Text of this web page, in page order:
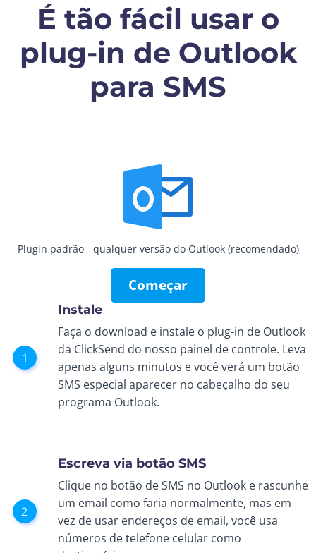
É tão fácil usar o
plug-in de Outlook
para SMS
Plugin padrão - qualquer versão do Outlook (recomendado)
Começar
Instale
Faça o download e instale o plug-in de Outlook
da ClickSend do nosso painel de controle. Leva
apenas alguns minutos e você verá um botão
SMS especial aparecer no cabeçalho do seu
programa Outlook.
Escreva via botão SMS
Clique no botão de SMS no Outlook e rascunhe
um email como faria normalmente, mas em
vez de usar endereços de email, você usa
números de telefone celular como